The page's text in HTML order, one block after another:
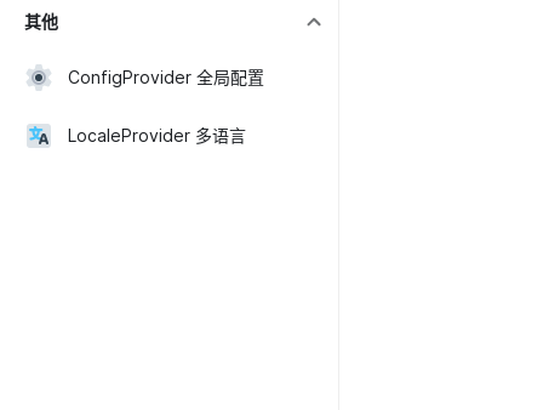
其他
ConfigProvider 全局配置
LocaleProvider 多语言